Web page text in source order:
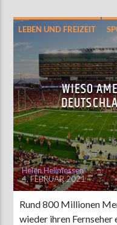
LEBEN UND FREIZEIT
WIESO
Helen Hellmessen
4. FEBRUAR 2021
Rund 800 Millionen
wieder ihren Fernseher